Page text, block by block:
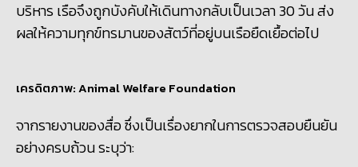
บริหาร เรือจึงถูกบังคับให้เดินทางกลับเป็นเวลา30วัน ส่ง
ผลให้ความทุกข์ทรมานของสัตว์ที่อยู่บนเรือยืดเยื้อต่อไป
เครดิตภาพ: Animal Welfare Foundation
จากรายงานของสื่อ ซึ่งเป็นเรื่องยากในการตรวจสอบยืนยัน
อย่างครบถ้วน ระบุว่า: